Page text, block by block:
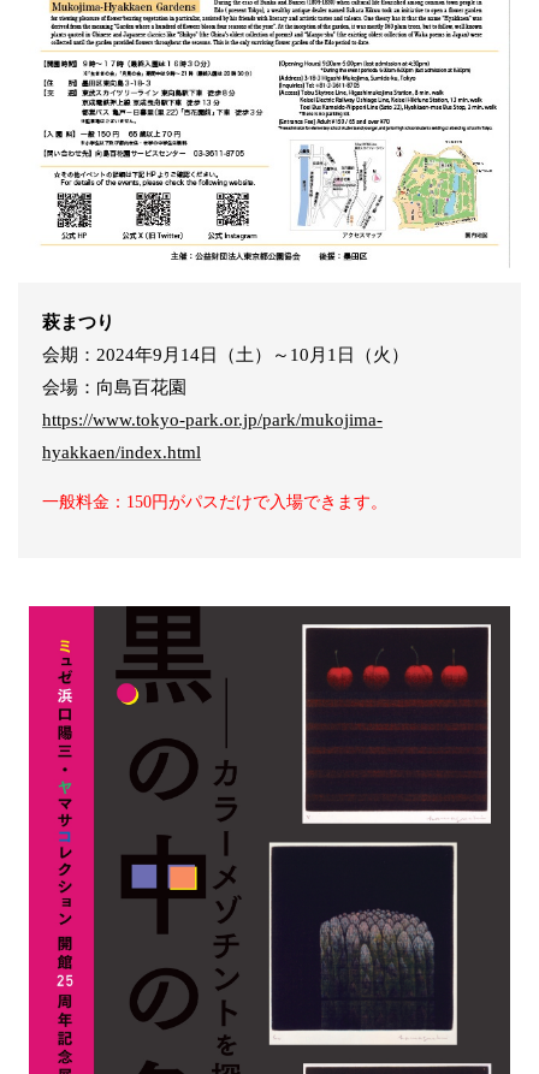
萩まつり
会期：2024年9月14日（土）～10月1日（火）
会場：向島百花園
https://www.tokyo-park.or.jp/park/mukojima-
hyakkaen/index.html
一般料金：150円がパスだけで入場できます。